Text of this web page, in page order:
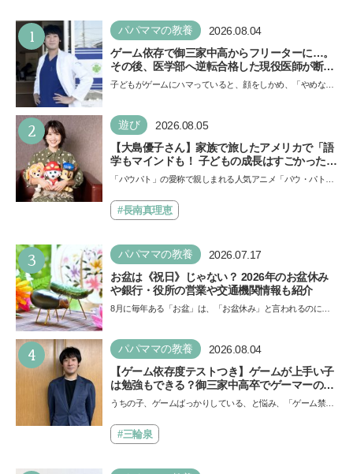
1 パパママの教養 2026.08.04
ゲーム依存で御三家中高からフリーターに…。
その後、医学部へ逆転合格した現役医師が断言
「ゲームの経験が受験勉強に役立った」そう考
子どもがゲームにハマっていると、顔をしかめ、「やめなさ
い…
2 遊び 2026.08.05
【大島優子さん】家族で旅したアメリカで「語
学もマインドも！ 子どもの成長はすごかった」
声優をつとめた映画『パウ・パトロール ザ・ダ
できると子どもに知ってほしい
「パウパト」の愛称で親しまれる人気アニメ「パウ・パトロ
ザ…#長南真理恵
3 パパママの教養 2026.07.17
お盆は《祝日》じゃない？ 2026年のお盆休み
や銀行・役所の営業や交通機関情報も紹介
8月に毎年ある「お盆」は、「お盆休み」と言われるのに祝
盆…
4 パパママの教養 2026.08.04
【ゲーム依存度テストつき】ゲームが上手い子
は勉強もできる？御三家中高卒でゲーマーの医
師・阿部智史さんが教えるゲームしながら受験
うちの子、ゲームばっかりしている、と悩み、「ゲーム禁
も…#三輪泉